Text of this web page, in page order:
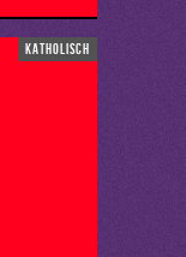
katholisch